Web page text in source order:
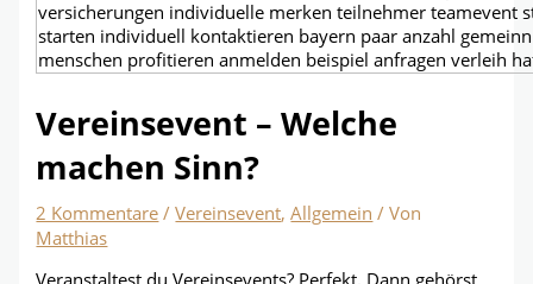
Vereinsevent – Welche
machen Sinn?
2 Kommentare /Vereinsevent,Allgemein / Von
Matthias